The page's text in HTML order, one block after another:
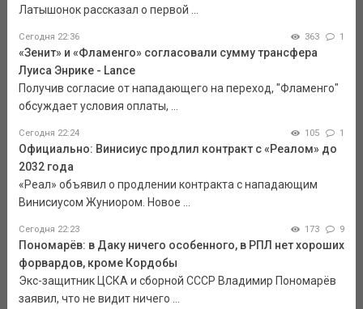
Латышонок рассказал о первой ...
Сегодня 22:36 363 1
«Зенит» и «Фламенго» согласовали сумму трансфера
Луиса Энрике - Lance
Получив согласие от нападающего на переход, "Фламенго"
обсуждает условия оплаты, ...
Сегодня 22:24 105 1
Официально: Винисиус продлил контракт с «Реалом» до
2032 года
«Реал» объявил о продлении контракта с нападающим
Винисиусом Жуниором. Новое ...
Сегодня 22:23 173 9
Пономарёв: в Даку ничего особенного, в РПЛ нет хороших
форвардов, кроме Кордобы
Экс-защитник ЦСКА и сборной СССР Владимир Пономарёв
заявил, что не видит ничего ...